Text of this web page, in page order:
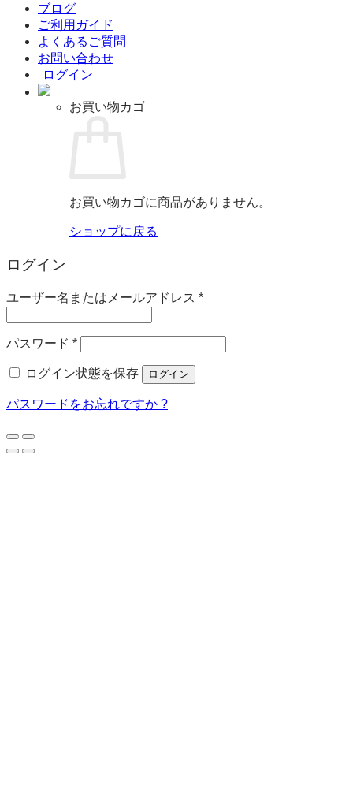
ブログ
ご利用ガイド
よくあるご質問
お問い合わせ
ログイン
お買い物カゴ
お買い物カゴに商品がありません。
ショップに戻る
ログイン
ユーザー名またはメールアドレス *必
パスワード *必
ログイン状態を保存
ログイン
パスワードをお忘れですか ?